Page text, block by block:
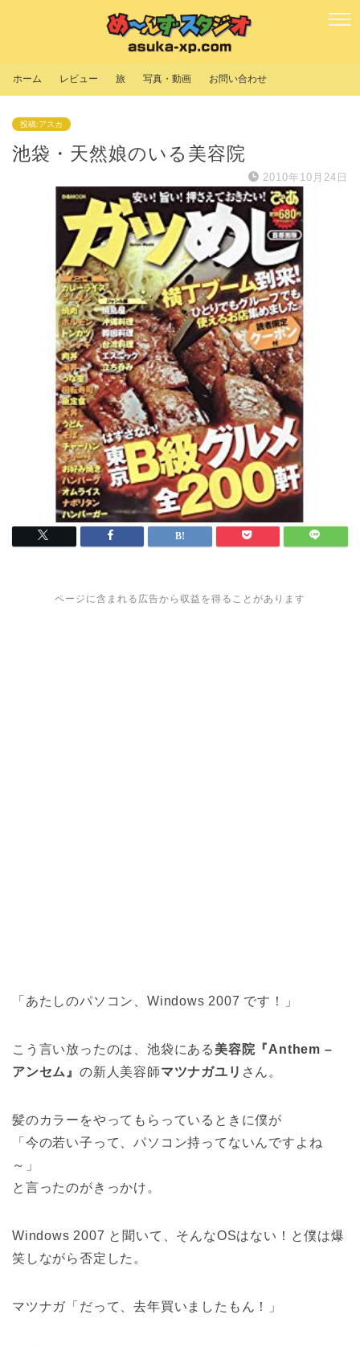
ホーム レビュー 旅 写真・動画 お問い合わせ
投稿:アスカ
池袋・天然娘のいる美容院
2010年10月24日
ページに含まれる広告から収益を得ることがあります
「あたしのパソコン、Windows 2007 です！」
こう言い放ったのは、池袋にある 美容院『Anthem –
アンセム』 の新人美容師マツナガユリ さん。
髪のカラーをやってもらっているときに僕が
「今の若い子って、パソコン持ってないんですよね
～」
と言ったのがきっかけ。
Windows 2007 と聞いて、そんなOSはない！と僕は爆
笑しながら否定した。
マツナガ「だって、去年買いましたもん！」